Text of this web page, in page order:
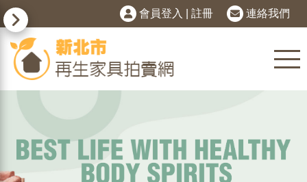
會員登入 註冊 連絡我們